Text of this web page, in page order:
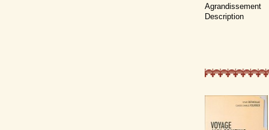
Agrandissement
Description